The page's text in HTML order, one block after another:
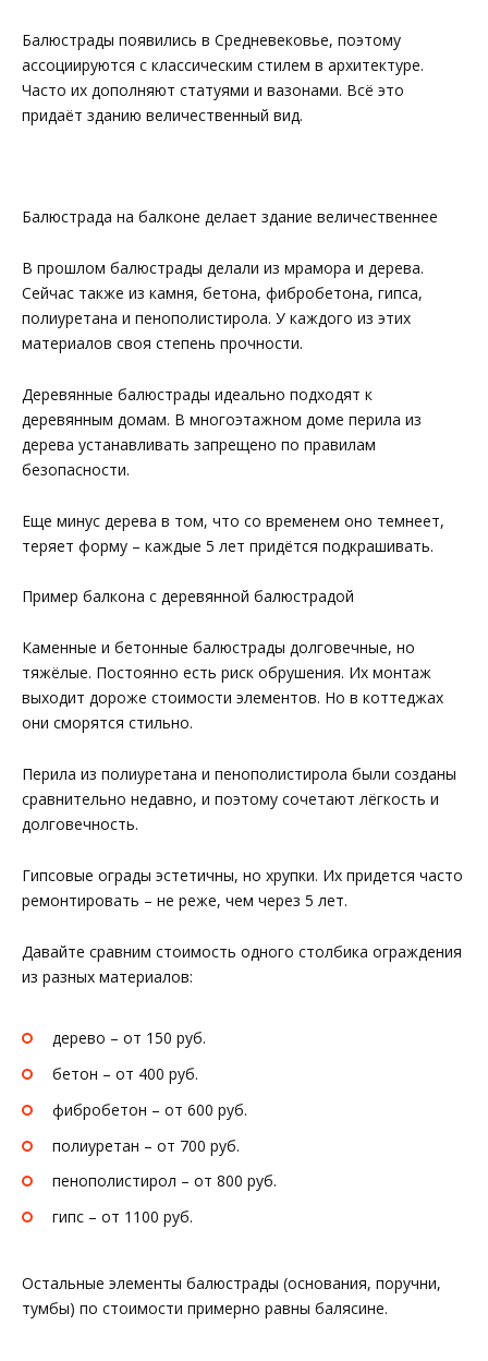
Балюстрады появились в Средневековье, поэтому
ассоциируются с классическим стилем в архитектуре.
Часто их дополняют статуями и вазонами. Всё это
придаёт зданию величественный вид.
Балюстрада на балконе делает здание величественнее
В прошлом балюстрады делали из мрамора и дерева.
Сейчас также из камня, бетона, фибробетона, гипса,
полиуретана и пенополистирола. У каждого из этих
материалов своя степень прочности.
Деревянные балюстрады идеально подходят к
деревянным домам. В многоэтажном доме перила из
дерева устанавливать запрещено по правилам
безопасности.
Еще минус дерева в том, что со временем оно темнеет,
теряет форму – каждые 5 лет придётся подкрашивать.
Пример балкона с деревянной балюстрадой
Каменные и бетонные балюстрады долговечные, но
тяжёлые. Постоянно есть риск обрушения. Их монтаж
выходит дороже стоимости элементов. Но в коттеджах
они сморятся стильно.
Перила из полиуретана и пенополистирола были созданы
сравнительно недавно, и поэтому сочетают лёгкость и
долговечность.
Гипсовые ограды эстетичны, но хрупки. Их придется часто
ремонтировать – не реже, чем через 5 лет.
Давайте сравним стоимость одного столбика ограждения
из разных материалов:
дерево – от 150 руб.
бетон – от 400 руб.
фибробетон – от 600 руб.
полиуретан – от 700 руб.
пенополистирол – от 800 руб.
гипс – от 1100 руб.
Остальные элементы балюстрады (основания, поручни,
тумбы) по стоимости примерно равны балясине.